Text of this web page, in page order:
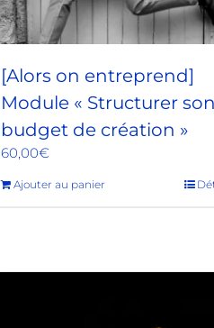
[Alors on entreprend]
Module « Structurer son
budget de création »
60,00€
Ajouter au panier